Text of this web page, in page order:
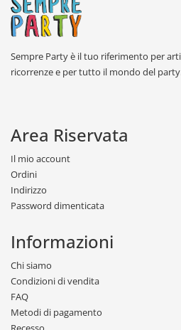
Sempre Party è il tuo riferimento per
ricorrenze e per tutto il mondo del
Area Riservata
Il mio account
Ordini
Indirizzo
Password dimenticata
Informazioni
Chi siamo
Condizioni di vendita
FAQ
Metodi di pagamento